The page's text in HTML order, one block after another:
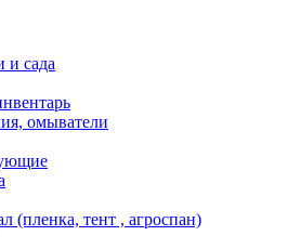
и сада
омыватели
(пленка, тент , агроспан)